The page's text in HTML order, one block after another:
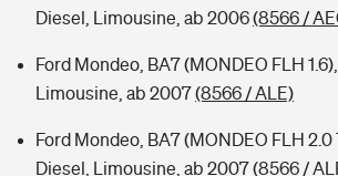
Diesel, Limousine, ab 2006(8566 /
Ford Mondeo, BA7 (MONDEO FLH
Limousine, ab 2007(8566 / ALE)
Ford Mondeo, BA7 (MONDEO FLH 2.0
Diesel, Limousine, ab 2007(8566 /